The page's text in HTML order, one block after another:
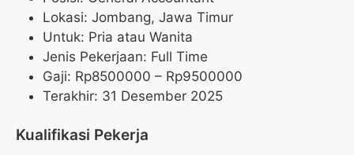
Lokasi: Jombang, Jawa Timur
Untuk: Pria atau Wanita
Jenis Pekerjaan: Full Time
Gaji: Rp8500000 – Rp9500000
Terakhir: 31 Desember 2025
Kualifikasi Pekerja